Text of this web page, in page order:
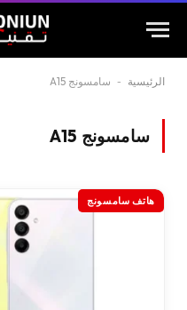
الرئيسية - سامسونج A15
سامسونج A15
هاتف سامسونج